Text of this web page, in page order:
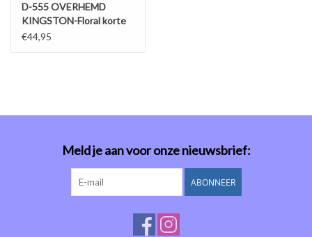
D-555 OVERHEMD
KINGSTON-Floral korte
mouw
€44,95
Meld je aan voor onze nieuwsbrief:
ABONNEER